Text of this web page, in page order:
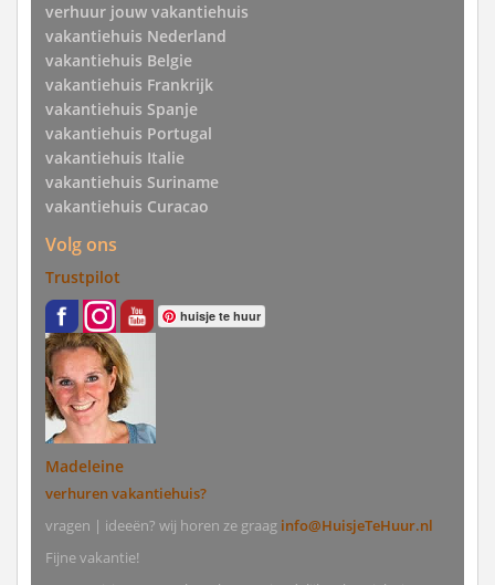
verhuur jouw vakantiehuis
vakantiehuis Nederland
vakantiehuis Belgie
vakantiehuis Frankrijk
vakantiehuis Spanje
vakantiehuis Portugal
vakantiehuis Italie
vakantiehuis Suriname
vakantiehuis Curacao
Volg ons
Trustpilot
huisje te huur
Madeleine
verhuren vakantiehuis?
vragen | ideeën? wij horen ze graag info@HuisjeTeHuur.nl
Fijne vakantie!